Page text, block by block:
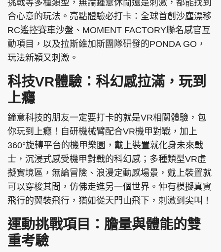
頭條搵工 EDUPLUS
關於我們
聯絡我們
使用條款
Copyright © 東周網 版權所有 . 不得轉載
©Eastweek.com.hk. All rights reserved.
挑戰等多種類型，無論鍾意休閒還是刺激，都能找到
合心意的玩法。亮點體驗必打卡：全球首創沙塵漂移
RC遙控賽車沙盤、MOMENT FACTORY聯名感官互
動項目，以及拉斯維加斯團隊研發的PONDA GO，
玩法新穎又刺激。
科技VR體驗：科幻感拉滿，玩到
上癮
鐘意科技的朋友一定要打卡的就是VR相關體驗，包
你玩到上癮！自研機械臂配合VR機甲對戰，加上
360°旋轉平台的機甲樂園，戴上裝置就化身未來戰
士，沉浸式感受機甲對戰的科幻感；多種類型VR虛
擬實境區，無論冒險、浪漫定動感場景，戴上裝置就
可以穿梭其間，仿佛走進另一個世界。仲有模擬真實
飛行的翼裝飛行，猶如從天門山飛下，刺激到尖叫！
運動挑戰項目：膽量與體能的雙
重考驗